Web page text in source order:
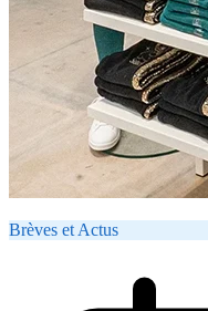
Brèves et Actus